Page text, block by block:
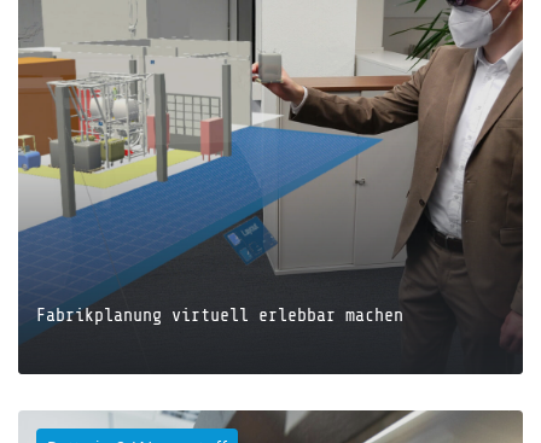
Fabrikplanung virtuell erlebbar machen